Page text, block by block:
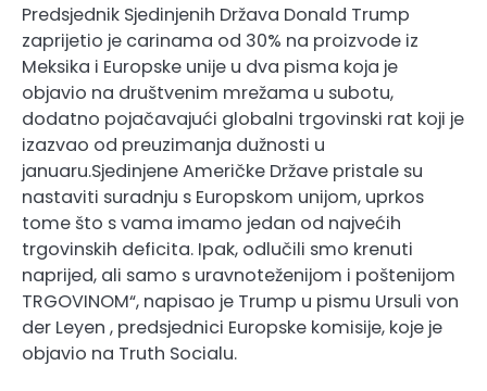
Predsjednik Sjedinjenih Država Donald Trump
zaprijetio je carinama od 30% na proizvode iz
Meksika i Europske unije u dva pisma koja je
objavio na društvenim mrežama u subotu,
dodatno pojačavajući globalni trgovinski rat koji je
izazvao od preuzimanja dužnosti u
januaru.Sjedinjene Američke Države pristale su
nastaviti suradnju s Europskom unijom, uprkos
tome što s vama imamo jedan od najvećih
trgovinskih deficita. Ipak, odlučili smo krenuti
naprijed, ali samo s uravnoteženijom i poštenijom
TRGOVINOM“, napisao je Trump u pismu Ursuli von
der Leyen , predsjednici Europske komisije, koje je
objavio na Truth Socialu.